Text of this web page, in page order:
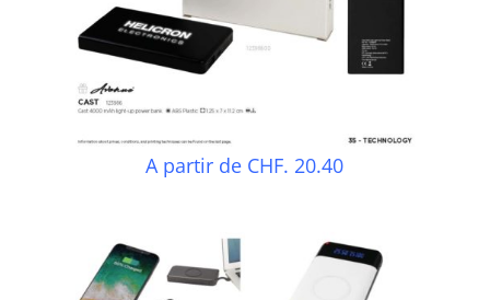
A partir de CHF. 20.40